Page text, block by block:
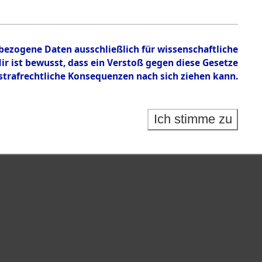
Daten ausschließlich für wissenschaftliche
bewusst, dass ein Verstoß gegen diese Gesetze
Konsequenzen nach sich ziehen kann.
Ich stimme zu